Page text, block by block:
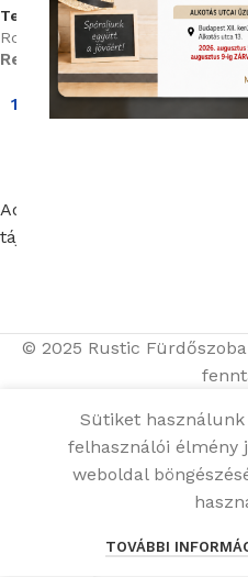
Termékkód:
Roca/FB4A1AW011
Rendelhető (2-3 hét)
11 320Ft /m2
Adatkezelési
tájékoztató
© 2025 Rustic
Sütiket
felhasználói élmény
weboldal
TOVÁBBI